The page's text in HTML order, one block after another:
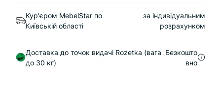
Кур'єром MebelStar по
Київській області
за індивідуальним
розрахунком
Доставка до точок видачі Rozetka (вага
до 30 кг)
Безкошто
вно